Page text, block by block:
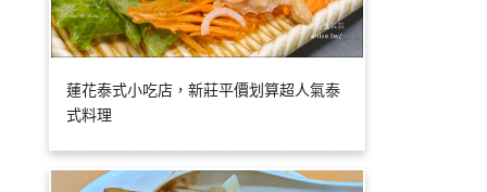
蓮花泰式小吃店，新莊平價划算超人氣泰
式料理